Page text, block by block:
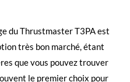
du Thrustmaster T3PA est
très bon marché, étant
que vous pouvez trouver
le premier choix pour